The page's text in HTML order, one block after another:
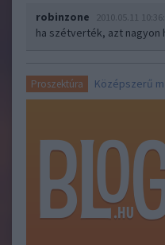
robinzone 2010.05.11
ha szétverték, azt nagyon
Proszektúra Középszerű